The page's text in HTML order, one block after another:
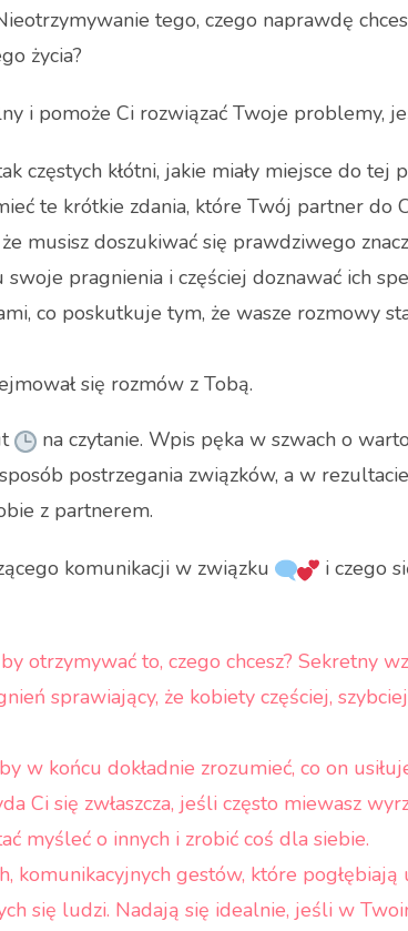
tego, czego naprawdę
życia?
i pomoże Ci rozwiązać Twoje problemy,
częstych kłótni, jakie miały miejsce do tej
te krótkie zdania, które Twój partner do
musisz doszukiwać się prawdziwego
pragnienia i częściej doznawać ich
co poskutkuje tym, że wasze rozmowy
się rozmów z Tobą.
na czytanie. Wpis pęka w szwach o
postrzegania związków, a w
z partnerem.
komunikacji w związku
i czego
otrzymywać to, czego chcesz? Sekretny
sprawiający, że kobiety częściej,
w końcu dokładnie zrozumieć, co on
Ci się zwłaszcza, jeśli często miewasz
myśleć o innych i zrobić coś dla siebie.
komunikacyjnych gestów, które pogłębiają
się ludzi. Nadają się idealnie, jeśli w